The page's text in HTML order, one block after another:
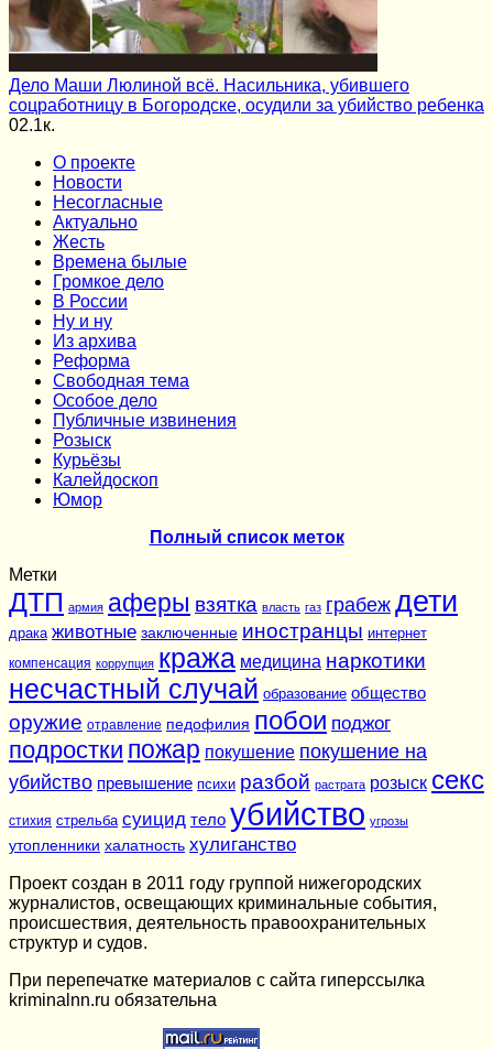
Дело Маши Люлиной всё. Насильника, убившего
соцработницу в Богородске, осудили за убийство ребенка
02.1к.
О проекте
Новости
Несогласные
Актуально
Жесть
Времена былые
Громкое дело
В России
Ну и ну
Из архива
Реформа
Cвободная тема
Особое дело
Публичные извинения
Розыск
Курьёзы
Калейдоскоп
Юмор
Полный список меток
Метки
ДТП армия аферы взятка власть газ грабеж дети
драка животные заключенные иностранцы интернет
компенсация коррупция кража медицина наркотики
несчастный случай образование общество
оружие отравление педофилия побои поджог
подростки пожар покушение покушение на
убийство превышение психи разбой растрата розыск секс
стихия стрельба суицид тело убийство угрозы
утопленники халатность хулиганство
Проект создан в 2011 году группой нижегородских
журналистов, освещающих криминальные события,
происшествия, деятельность правоохранительных
структур и судов.
При перепечатке материалов c сайта гиперссылка
kriminalnn.ru обязательна